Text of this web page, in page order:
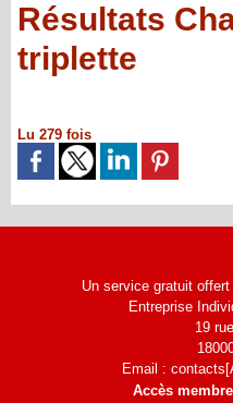
Résultats
triplette
Lu 279 fois
Un service gratuit
Entreprise
19
Email :
Accès